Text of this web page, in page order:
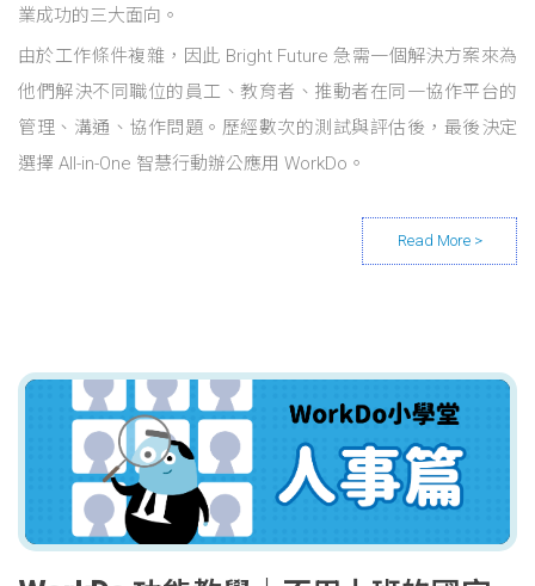
業成功的三大面向。
由於工作條件複雜，因此 Bright Future 急需一個解決方案來為
他們解決不同職位的員工、教育者、推動者在同一協作平台的
管理、溝通、協作問題。歷經數次的測試與評估後，最後決定
選擇 All-in-One 智慧行動辦公應用 WorkDo。